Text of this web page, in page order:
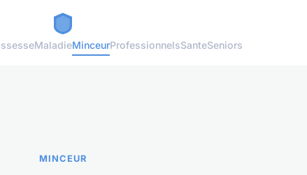
MaladieMinceurProfessionnelsSanteSeniors
MINCEUR